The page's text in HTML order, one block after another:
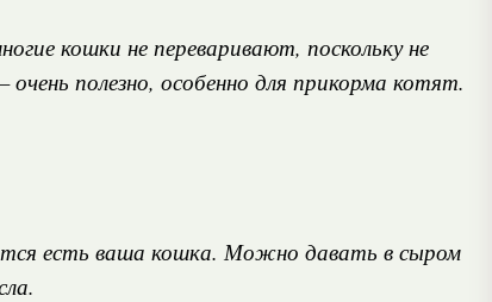
кошки не переваривают, поскольку не
полезно, особенно для прикорма котят.
есть ваша кошка. Можно давать в сыром